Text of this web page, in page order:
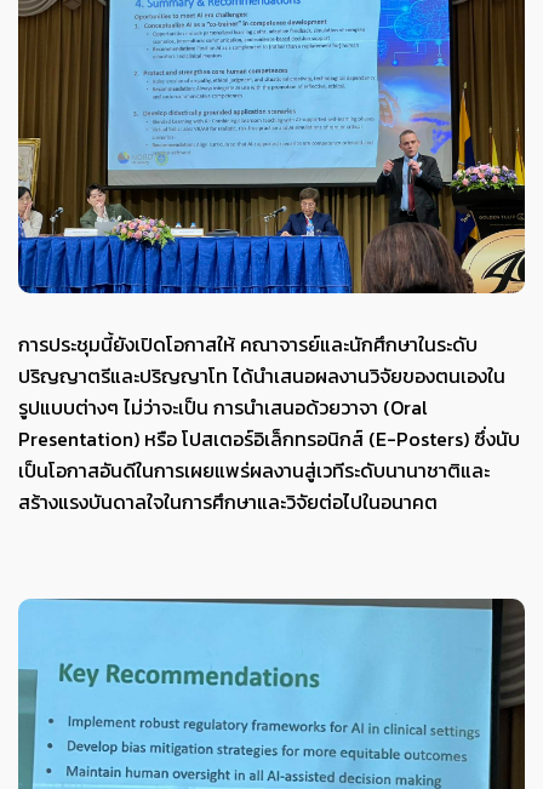
การประชุมนี้ยังเปิดโอกาสให้ คณาจารย์และนักศึกษาในระดับ
ปริญญาตรีและปริญญาโท ได้นำเสนอผลงานวิจัยของตนเองใน
รูปแบบต่างๆ ไม่ว่าจะเป็น การนำเสนอด้วยวาจา (Oral
Presentation) หรือ โปสเตอร์อิเล็กทรอนิกส์ (E-Posters) ซึ่งนับ
เป็นโอกาสอันดีในการเผยแพร่ผลงานสู่เวทีระดับนานาชาติและ
สร้างแรงบันดาลใจในการศึกษาและวิจัยต่อไปในอนาคต